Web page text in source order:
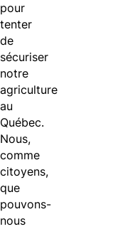
pour
tenter
de
sécuriser
notre
agriculture
au
Québec.
Nous,
comme
citoyens,
que
pouvons-
nous